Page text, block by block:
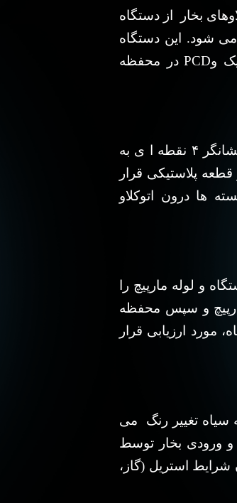
بخار
از دستگاه
می شود. این دستگاه
وPCDدر محفظه
نوار نشانگر ۴ نقطه ای را از وسط خم کرده به طوریکه قسمت دارای نشانگر ۴ نقطه ا ی به
شیار قطعه پلاستیکی قرار
ها درون اتوکلاو
و لوله مارپیچ را
و سپس محفظه
مورد ارزیابی قرار
سیاه تغییر رنگ می
و ورودی بخار توسط
شرایط استریل (گاز،